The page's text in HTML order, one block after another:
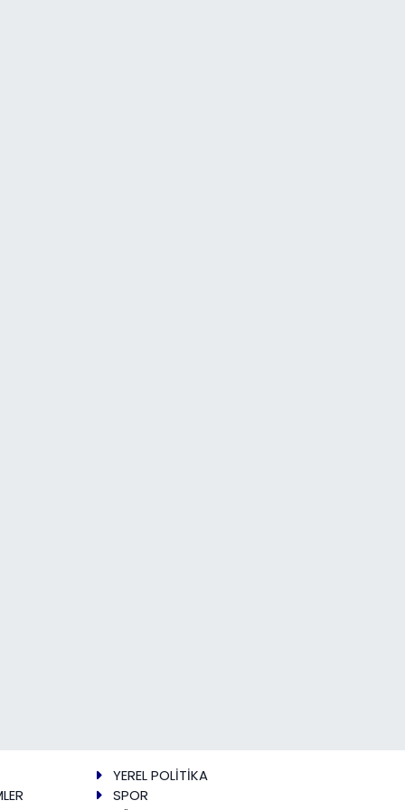
YEREL POLİTİKA
SPOR